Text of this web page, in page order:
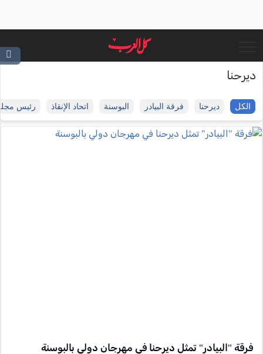
ديرحنا
الكل ديرحنا فرقة البيادر البوسنة اتحاد الإنقاذ رئيس
فرقة "البيادر" تمثل ديرحنا في مهرجان دولي بالبوسنة